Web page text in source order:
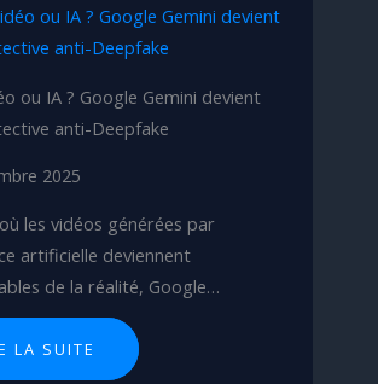
ou IA ? Google Gemini devient
anti-Deepfake
2025
où les vidéos générées par
artificielle deviennent
de la réalité, Google…
LA SUITE